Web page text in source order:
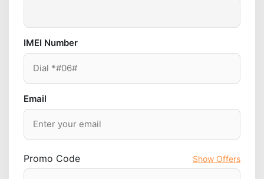
IMEI Number
Email
Promo Code Show Offers